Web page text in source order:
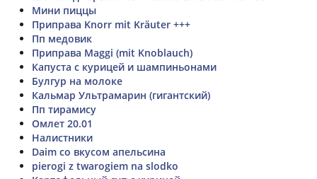
Мини пиццы
Приправа Knorr mit Kräuter +++
Пп медовик
Приправа Maggi (mit Knoblauch)
Капуста с курицей и шампиньонами
Булгур на молоке
Кальмар Ультрамарин (гигантский)
Пп тирамису
Омлет 20.01
Налистники
Daim со вкусом апельсина
pierogi z twarogiem na slodko